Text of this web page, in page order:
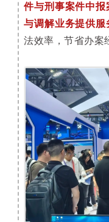
件与刑事案件中
与调解业务提供服
法效率，节省办案